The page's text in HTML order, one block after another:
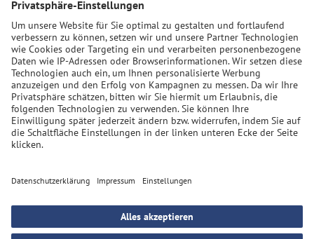
Impressum
ART. 13 GDPR
Datenschutzerklärung
AGB
Sitemap